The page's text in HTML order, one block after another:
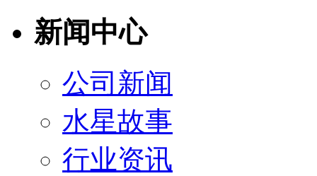
新闻中心
公司新闻
水星故事
行业资讯